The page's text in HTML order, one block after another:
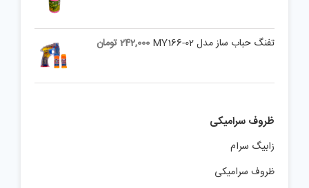
تفنگ حباب ساز مدل MY166-02 242,000تومان
ظروف سرامیکی
زابیگ سرام
ظروف سرامیکی